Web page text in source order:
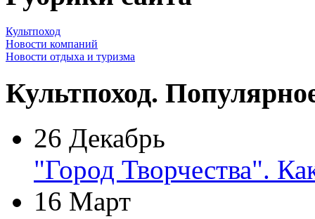
Культпоход
Новости компаний
Новости отдыха и туризма
Культпоход.
26 Декабрь
"Город Творчества".
16 Март